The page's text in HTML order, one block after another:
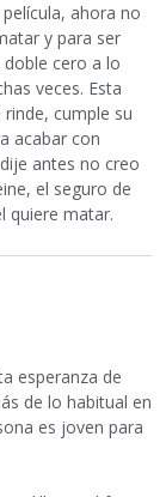
ahora no
y para ser
cero a lo
veces. Esta
cumple su
acabar con
antes no creo
el seguro de
quiere matar.
esperanza de
de lo habitual en
es joven para